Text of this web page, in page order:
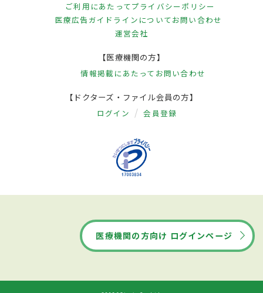
ご利用にあたってプライバシーポリシー
医療広告ガイドラインについてお問い合わせ
運営会社
【医療機関の方】
情報掲載にあたって お問い合わせ
【ドクターズ・ファイル会員の方】
ログイン 会員登録
医療機関の方向け ログインページ